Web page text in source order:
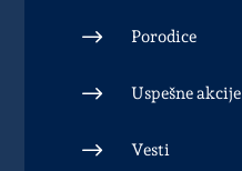
$ Porodice
$ Uspešne akcije
$ Vesti